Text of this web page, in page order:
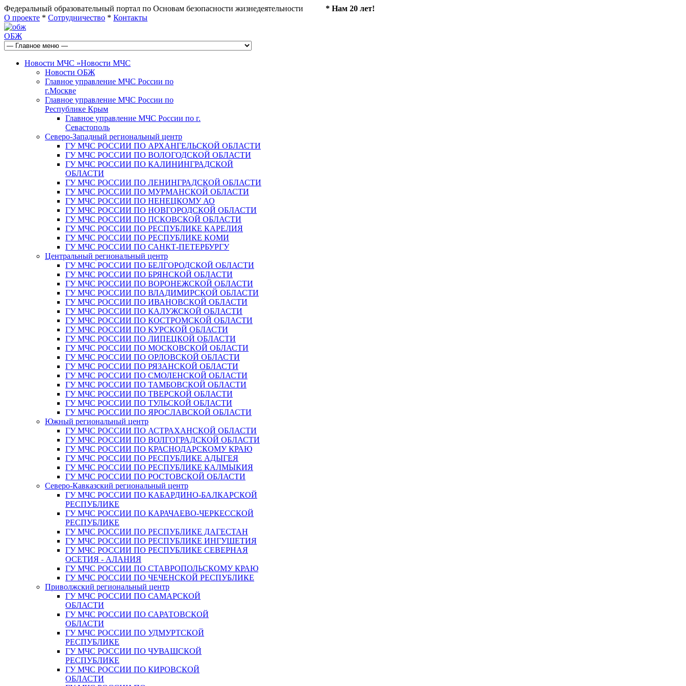
Федеральный образовательный портал по Основам безопасности жизнедеятельности * Нам 20 лет!
О проекте * Сотрудничество * Контакты
ОБЖ
Новости МЧС »Новости МЧС
Новости ОБЖ
Главное управление МЧС России по
г.Москве
Главное управление МЧС России по
Республике Крым
Главное управление МЧС России по г.
Севастополь
Северо-Западный региональный центр
ГУ МЧС РОССИИ ПО АРХАНГЕЛЬСКОЙ ОБЛАСТИ
ГУ МЧС РОССИИ ПО ВОЛОГОДСКОЙ ОБЛАСТИ
ГУ МЧС РОССИИ ПО КАЛИНИНГРАДСКОЙ
ОБЛАСТИ
ГУ МЧС РОССИИ ПО ЛЕНИНГРАДСКОЙ ОБЛАСТИ
ГУ МЧС РОССИИ ПО МУРМАНСКОЙ ОБЛАСТИ
ГУ МЧС РОССИИ ПО НЕНЕЦКОМУ АО
ГУ МЧС РОССИИ ПО НОВГОРОДСКОЙ ОБЛАСТИ
ГУ МЧС РОССИИ ПО ПСКОВСКОЙ ОБЛАСТИ
ГУ МЧС РОССИИ ПО РЕСПУБЛИКЕ КАРЕЛИЯ
ГУ МЧС РОССИИ ПО РЕСПУБЛИКЕ КОМИ
ГУ МЧС РОССИИ ПО САНКТ-ПЕТЕРБУРГУ
Центральный региональный центр
ГУ МЧС РОССИИ ПО БЕЛГОРОДСКОЙ ОБЛАСТИ
ГУ МЧС РОССИИ ПО БРЯНСКОЙ ОБЛАСТИ
ГУ МЧС РОССИИ ПО ВОРОНЕЖСКОЙ ОБЛАСТИ
ГУ МЧС РОССИИ ПО ВЛАДИМИРСКОЙ ОБЛАСТИ
ГУ МЧС РОССИИ ПО ИВАНОВСКОЙ ОБЛАСТИ
ГУ МЧС РОССИИ ПО КАЛУЖСКОЙ ОБЛАСТИ
ГУ МЧС РОССИИ ПО КОСТРОМСКОЙ ОБЛАСТИ
ГУ МЧС РОССИИ ПО КУРСКОЙ ОБЛАСТИ
ГУ МЧС РОССИИ ПО ЛИПЕЦКОЙ ОБЛАСТИ
ГУ МЧС РОССИИ ПО МОСКОВСКОЙ ОБЛАСТИ
ГУ МЧС РОССИИ ПО ОРЛОВСКОЙ ОБЛАСТИ
ГУ МЧС РОССИИ ПО РЯЗАНСКОЙ ОБЛАСТИ
ГУ МЧС РОССИИ ПО СМОЛЕНСКОЙ ОБЛАСТИ
ГУ МЧС РОССИИ ПО ТАМБОВСКОЙ ОБЛАСТИ
ГУ МЧС РОССИИ ПО ТВЕРСКОЙ ОБЛАСТИ
ГУ МЧС РОССИИ ПО ТУЛЬСКОЙ ОБЛАСТИ
ГУ МЧС РОССИИ ПО ЯРОСЛАВСКОЙ ОБЛАСТИ
Южный региональный центр
ГУ МЧС РОССИИ ПО АСТРАХАНСКОЙ ОБЛАСТИ
ГУ МЧС РОССИИ ПО ВОЛГОГРАДСКОЙ ОБЛАСТИ
ГУ МЧС РОССИИ ПО КРАСНОДАРСКОМУ КРАЮ
ГУ МЧС РОССИИ ПО РЕСПУБЛИКЕ АДЫГЕЯ
ГУ МЧС РОССИИ ПО РЕСПУБЛИКЕ КАЛМЫКИЯ
ГУ МЧС РОССИИ ПО РОСТОВСКОЙ ОБЛАСТИ
Северо-Кавказский региональный центр
ГУ МЧС РОССИИ ПО КАБАРДИНО-БАЛКАРСКОЙ
РЕСПУБЛИКЕ
ГУ МЧС РОССИИ ПО КАРАЧАЕВО-ЧЕРКЕССКОЙ
РЕСПУБЛИКЕ
ГУ МЧС РОССИИ ПО РЕСПУБЛИКЕ ДАГЕСТАН
ГУ МЧС РОССИИ ПО РЕСПУБЛИКЕ ИНГУШЕТИЯ
ГУ МЧС РОССИИ ПО РЕСПУБЛИКЕ СЕВЕРНАЯ
ОСЕТИЯ - АЛАНИЯ
ГУ МЧС РОССИИ ПО СТАВРОПОЛЬСКОМУ КРАЮ
ГУ МЧС РОССИИ ПО ЧЕЧЕНСКОЙ РЕСПУБЛИКЕ
Приволжский региональный центр
ГУ МЧС РОССИИ ПО САМАРСКОЙ
ОБЛАСТИ
ГУ МЧС РОССИИ ПО САРАТОВСКОЙ
ОБЛАСТИ
ГУ МЧС РОССИИ ПО УДМУРТСКОЙ
РЕСПУБЛИКЕ
ГУ МЧС РОССИИ ПО ЧУВАШСКОЙ
РЕСПУБЛИКЕ
ГУ МЧС РОССИИ ПО КИРОВСКОЙ
ОБЛАСТИ